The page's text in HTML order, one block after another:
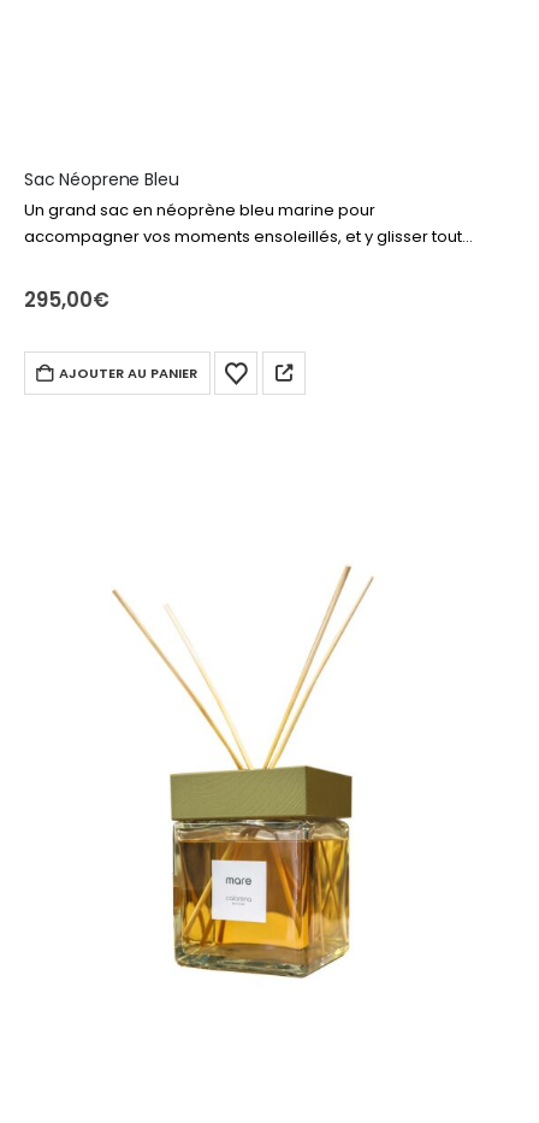
Sac Néoprene Bleu
Un grand sac en néoprène bleu marine pour
accompagner vos moments ensoleillés, et y glisser tout
solaire, drap de bain, lunettes… tout…
295,00€
AJOUTER AU PANIER